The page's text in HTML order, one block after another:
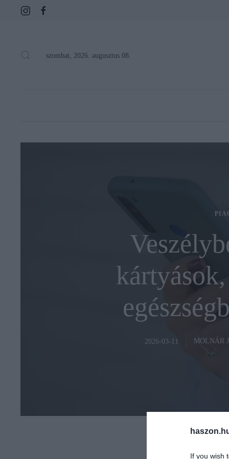
If you wish
szombat, 2026. augusztus 08.
2026-03-11 MOLNÁR